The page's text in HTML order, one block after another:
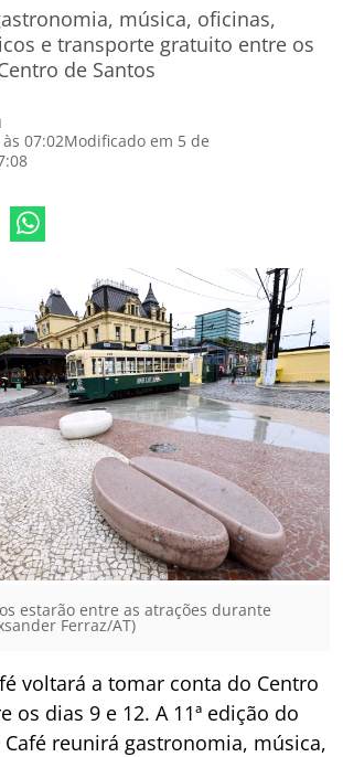
música, oficinas,
e transporte gratuito entre os
de Santos
07:02Modificado em 5 de
estarão entre as atrações durante
Ferraz/AT)
voltará a tomar conta do Centro
os dias 9 e 12. A 11ª edição do
Café reunirá gastronomia, música,